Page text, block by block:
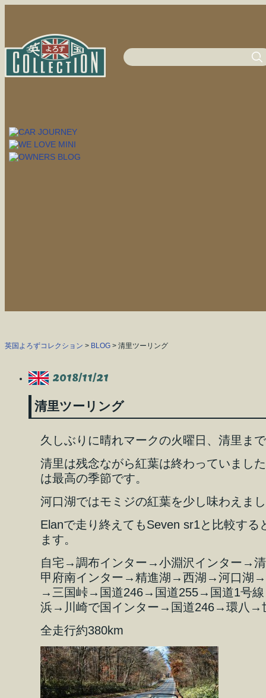
英国よろずコレクション > BLOG > 清里ツーリング
2018/11/21
清里ツーリング
久しぶりに晴れマークの火曜日、清里ま
清里は残念ながら紅葉は終わっていまし
は最高の季節です。
河口湖ではモミジの紅葉を少し味わえま
Elanで走り終えてもSeven sr1と比較する
ます。
自宅→調布インター→小淵沢インター→
甲府南インター→精進湖→西湖→河口湖
→三国峠→国道246→国道255→国道1号
浜→川崎で国インター→国道246→環八→
全走行約380km